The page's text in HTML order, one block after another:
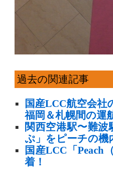
過去の関連記事
国産LCC航空会
福岡＆札幌間の運
関西空港駅〜難
ぷ」をピーチの機
国産LCC「Peach
着！